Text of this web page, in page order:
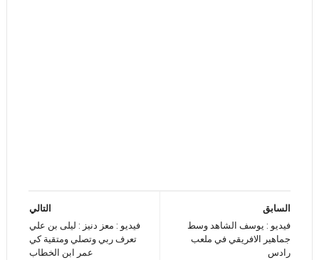
التالي
فيديو : معز دنيز : ليلى بن علي
تعرف ربي وتصلي ومتقية كي
عمر ابن الخطاب
السابق
فيديو : يوسف الشاهد وسط
جماهير الافريقي في ملعب
رادس